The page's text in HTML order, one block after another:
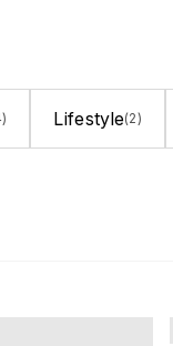
Lifestyle(2)